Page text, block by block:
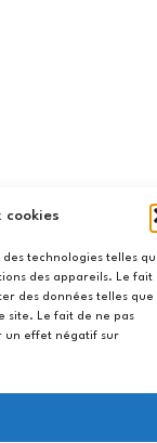
cookies
technologies telles
des appareils. Le fait
des données telles que
site. Le fait de ne pas
un effet négatif sur